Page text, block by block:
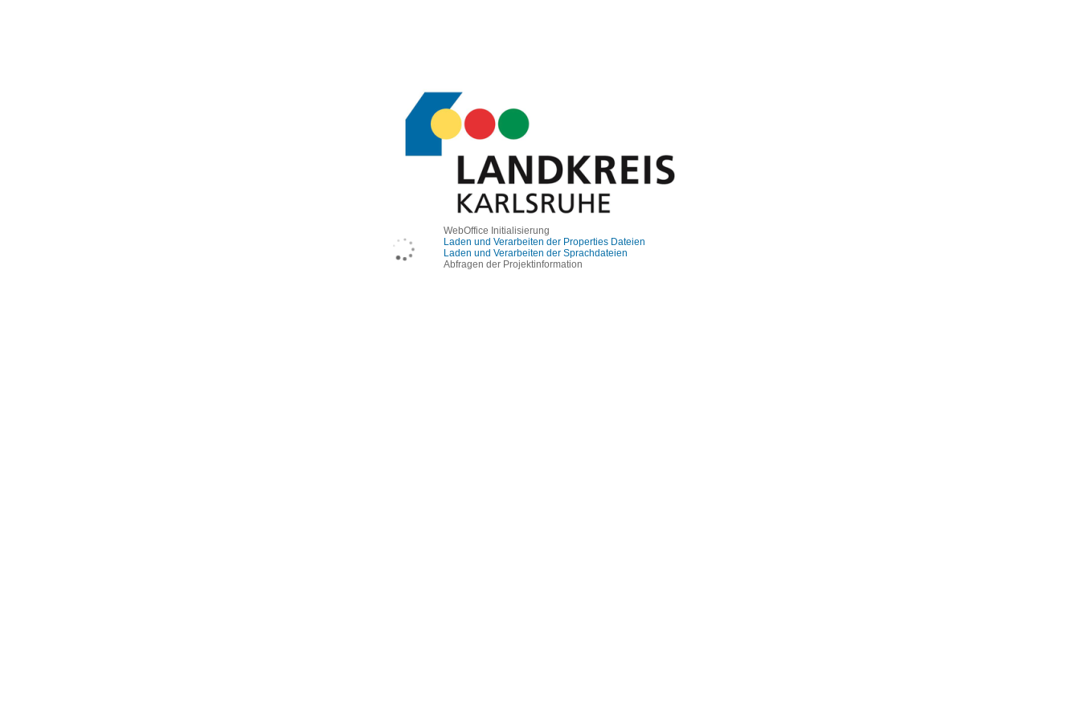
WebOffice Initialisierung
Laden und Verarbeiten der Properties Dateien
Laden und Verarbeiten der Sprachdateien
Abfragen der Projektinformation